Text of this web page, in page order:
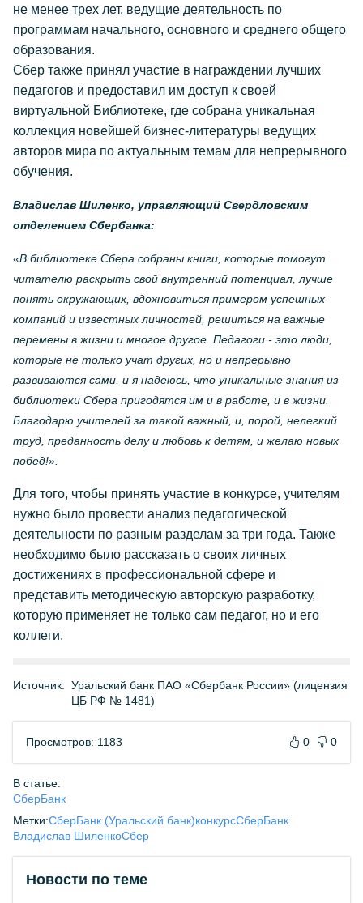
не менее трех лет, ведущие деятельность по
программам начального, основного и среднего общего
образования.
Сбер также принял участие в награждении лучших
педагогов и предоставил им доступ к своей
виртуальной Библиотеке, где собрана уникальная
коллекция новейшей бизнес-литературы ведущих
авторов мира по актуальным темам для непрерывного
обучения.
Владислав Шиленко, управляющий Свердловским
отделением Сбербанка:
«В библиотеке Сбера собраны книги, которые помогут
читателю раскрыть свой внутренний потенциал, лучше
понять окружающих, вдохновиться примером успешных
компаний и известных личностей, решиться на важные
перемены в жизни и многое другое. Педагоги - это люди,
которые не только учат других, но и непрерывно
развиваются сами, и я надеюсь, что уникальные знания из
библиотеки Сбера пригодятся им и в работе, и в жизни.
Благодарю учителей за такой важный, и, порой, нелегкий
труд, преданность делу и любовь к детям, и желаю новых
побед!».
Для того, чтобы принять участие в конкурсе, учителям
нужно было провести анализ педагогической
деятельности по разным разделам за три года. Также
необходимо было рассказать о своих личных
достижениях в профессиональной сфере и
представить методическую авторскую разработку,
которую применяет не только сам педагог, но и его
коллеги.
Источник: Уральский банк ПАО «Сбербанк России» (лицензия
ЦБ РФ № 1481)
Просмотров: 1183 0 0
В статье:
СберБанк
Метки:СберБанк (Уральский банк)конкурсСберБанк
Владислав ШиленкоСбер
Новости по теме